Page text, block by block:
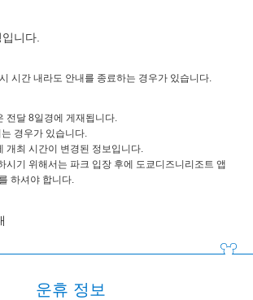
니다.
시간 내라도 안내를 종료하는 경우가 있습니다.
전달 8일경에 게재됩니다.
경우가 있습니다.
개최 시간이 변경된 정보입니다.
시기 위해서는 파크 입장 후에 도쿄디즈니리조트 앱
하셔야 합니다.
운휴 정보